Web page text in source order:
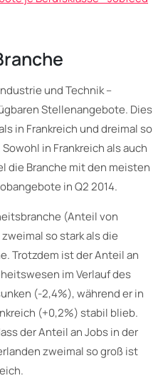
und Technik –
Stellenangebote. Dies
in Frankreich und dreimal so
in Frankreich als auch
die Branche mit den meisten
in Q2 2014.
(Anteil von
so stark als die
Trotzdem ist der Anteil an
im Verlauf des
(-2,4%), während er in
(+0,2%) stabil blieb.
der Anteil an Jobs in der
zweimal so groß ist